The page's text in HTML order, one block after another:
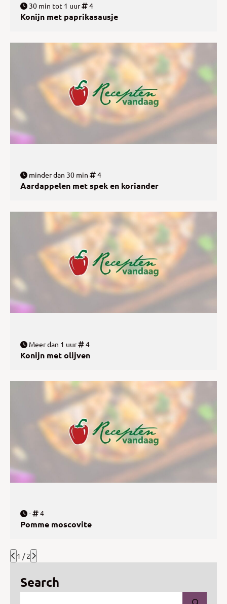
30 min tot 1 uur 4
Konijn met paprikasausje
minder dan 30 min 4
Aardappelen met spek en koriander
Meer dan 1 uur 4
Konijn met olijven
- 4
Pomme moscovite
1 / 2
Search